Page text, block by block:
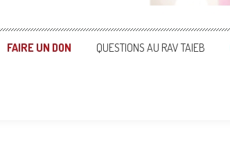
FAIRE UN DON QUESTIONS AU RAV TAIEB